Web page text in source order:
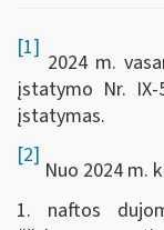
[1]
2024 m.
įstatymo Nr.
įstatymas.
[2]
Nuo 2024 m.
1. naftos